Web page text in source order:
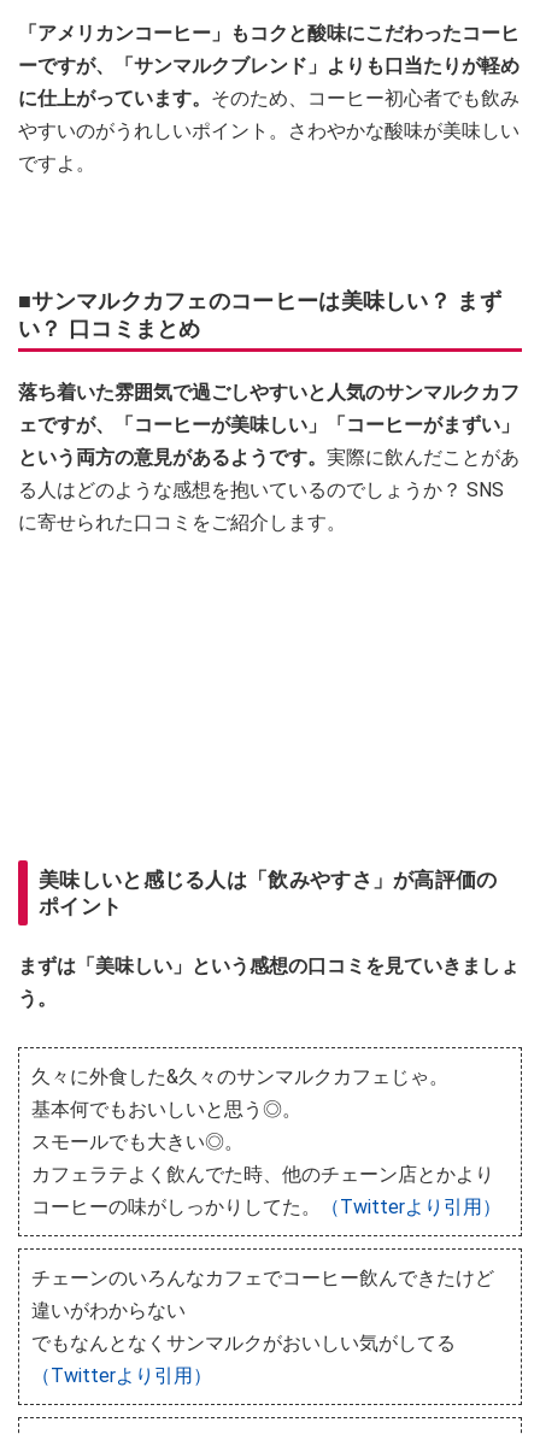
「アメリカンコーヒー」もコクと酸味にこだわったコーヒ
ーですが、「サンマルクブレンド」よりも口当たりが軽め
に仕上がっています。 そのため、コーヒー初心者でも飲み
やすいのがうれしいポイント。さわやかな酸味が美味しい
ですよ。
■サンマルクカフェのコーヒーは美味しい？ まず
い？ 口コミまとめ
落ち着いた雰囲気で過ごしやすいと人気のサンマルクカフ
ェですが、「コーヒーが美味しい」「コーヒーがまずい」
という両方の意見があるようです。 実際に飲んだことがあ
る人はどのような感想を抱いているのでしょうか？ SNS
に寄せられた口コミをご紹介します。
美味しいと感じる人は「飲みやすさ」が高評価の
ポイント
まずは「美味しい」という感想の口コミを見ていきましょ
う。
久々に外食した&久々のサンマルクカフェじゃ。
基本何でもおいしいと思う◎。
スモールでも大きい◎。
カフェラテよく飲んでた時、他のチェーン店とかより
コーヒーの味がしっかりしてた。
（Twitterより引用）
チェーンのいろんなカフェでコーヒー飲んできたけど
違いがわからない
でもなんとなくサンマルクがおいしい気がしてる
（Twitterより引用）